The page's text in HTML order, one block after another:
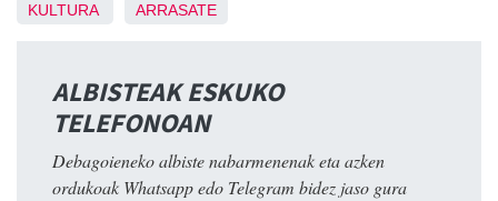
KULTURA ARRASATE
ALBISTEAK ESKUKO
TELEFONOAN
Debagoieneko albiste nabarmenenak eta azken
ordukoak Whatsapp edo Telegram bidez jaso gura